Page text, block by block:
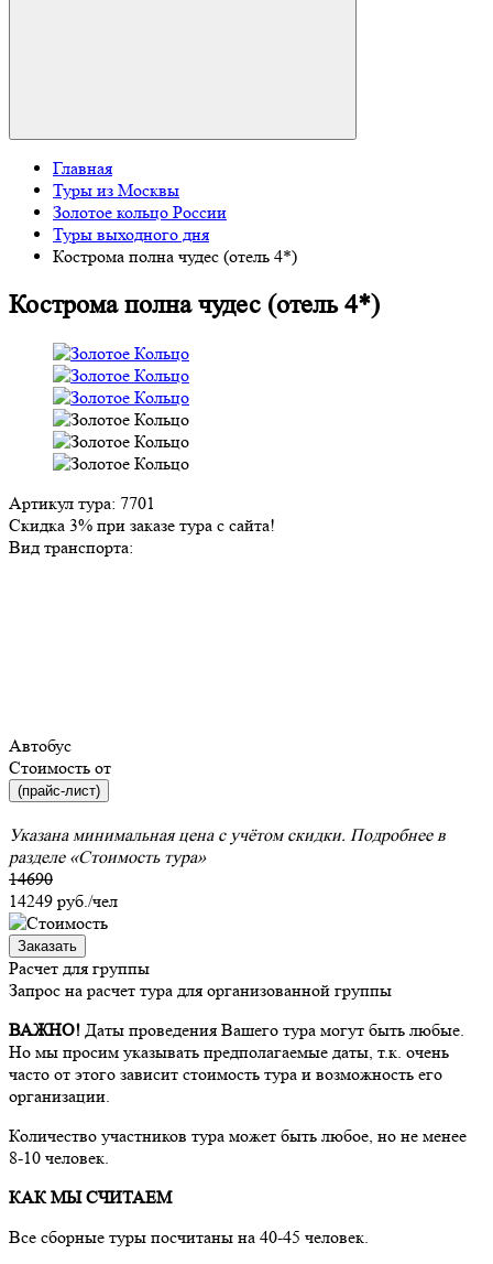
Главная
Туры из Москвы
Золотое кольцо России
Туры выходного дня
Кострома полна чудес (отель 4*)
Кострома полна чудес (отель 4*)
Артикул тура: 7701
Скидка 3% при заказе тура с сайта!
Вид транспорта:
Автобус
Стоимость от
(прайс-лист)
Указана минимальная цена с учётом скидки. Подробнее в
разделе «Стоимость тура»
14690
14249 руб./чел
Заказать
Расчет для группы
Запрос на расчет тура для организованной группы
ВАЖНО! Даты проведения Вашего тура могут быть любые.
Но мы просим указывать предполагаемые даты, т.к. очень
часто от этого зависит стоимость тура и возможность его
организации.
Количество участников тура может быть любое, но не менее
8-10 человек.
КАК МЫ СЧИТАЕМ
Все сборные туры посчитаны на 40-45 человек.